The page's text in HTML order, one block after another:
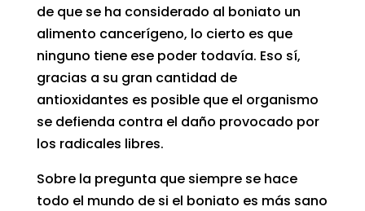
de que se ha considerado al boniato un
alimento cancerígeno, lo cierto es que
ninguno tiene ese poder todavía. Eso sí,
gracias a su gran cantidad de
antioxidantes es posible que el organismo
se defienda contra el daño provocado por
los radicales libres.
Sobre la pregunta que siempre se hace
todo el mundo de si el boniato es más sano